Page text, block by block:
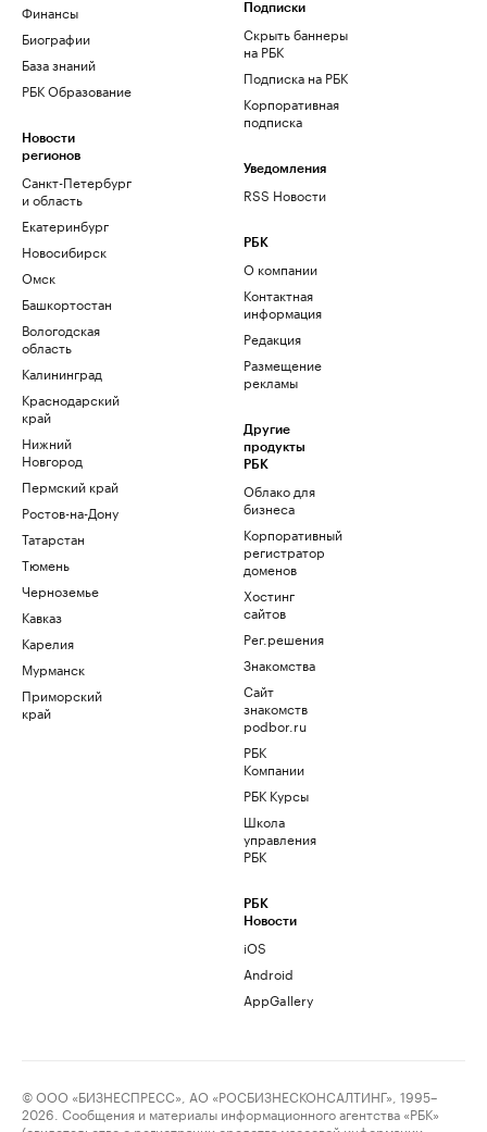
Финансы
Биографии
База знаний
РБК Образование
Новости
регионов
Санкт-Петербург
и область
Екатеринбург
Новосибирск
Омск
Башкортостан
Вологодская
область
Калининград
Краснодарский
край
Нижний
Новгород
Пермский край
Ростов-на-Дону
Татарстан
Тюмень
Черноземье
Кавказ
Карелия
Мурманск
Приморский
край
Подписки
Скрыть баннеры
на РБК
Подписка на РБК
Корпоративная
подписка
Уведомления
RSS Новости
РБК
О компании
Контактная
информация
Редакция
Размещение
рекламы
Другие
продукты
РБК
Облако для
бизнеса
Корпоративный
регистратор
доменов
Хостинг
сайтов
Рег.решения
Знакомства
Сайт
знакомств
podbor.ru
РБК
Компании
РБК Курсы
Школа
управления
РБК
РБК
Новости
iOS
Android
AppGallery
© ООО «БИЗНЕСПРЕСС», АО «РОСБИЗНЕСКОНСАЛТИНГ», 1995–
2026. Сообщения и материалы информационного агентства «РБК»